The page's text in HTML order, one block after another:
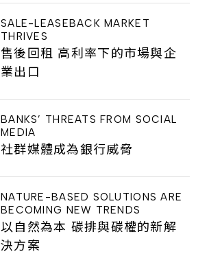
SALE-LEASEBACK MARKET
THRIVES
售後回租 高利率下的市場與企
業出口
BANKS’ THREATS FROM SOCIAL
MEDIA
社群媒體成為銀行威脅
NATURE-BASED SOLUTIONS ARE
BECOMING NEW TRENDS
以自然為本 碳排與碳權的新解
決方案